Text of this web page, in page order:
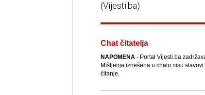
(Vijesti.ba)
Chat čitatelja
NAPOMENA- Portal Vijesti.ba
Mišljenja iznešena u chatu nisu
čitanje.